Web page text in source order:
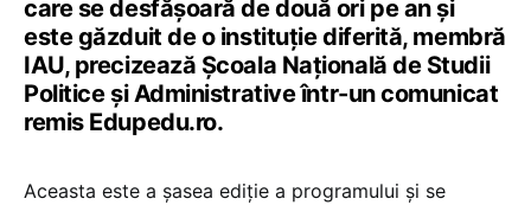
care se desfășoară de două ori pe an și
este găzduit de o instituție diferită, membră
IAU, precizează Şcoala Naţională de Studii
Politice şi Administrative într-un comunicat
remis Edupedu.ro.
Aceasta este a șasea ediție a programului și se